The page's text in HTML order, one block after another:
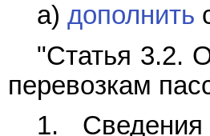
а) дополнить
"Статья 3.2.
перевозкам
1.